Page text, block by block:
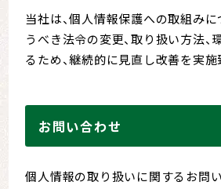
当社は、個人情報保護への取組みに
うべき法令の変更、取り扱い方法、
るため、継続的に見直し改善を実施
お問い合わせ
個人情報の取り扱いに関するお問